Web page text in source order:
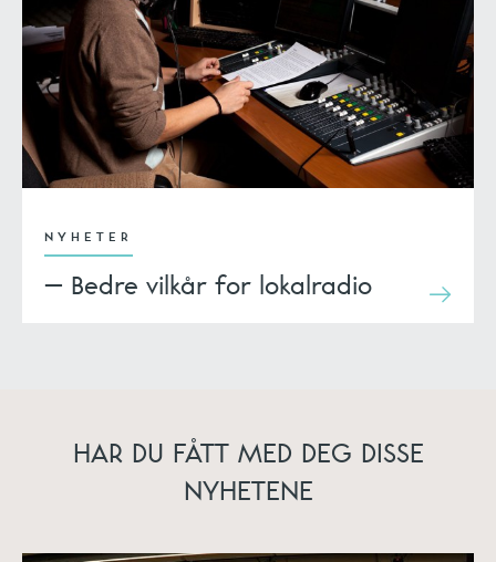
NYHETER
– Bedre vilkår for lokalradio
HAR DU FÅTT MED DEG DISSE
NYHETENE